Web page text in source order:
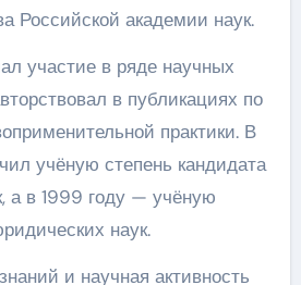
Российской академии наук.
участие в ряде научных
в публикациях по
практики. В
учёную степень кандидата
а в 1999 году — учёную
наук.
и научная активность